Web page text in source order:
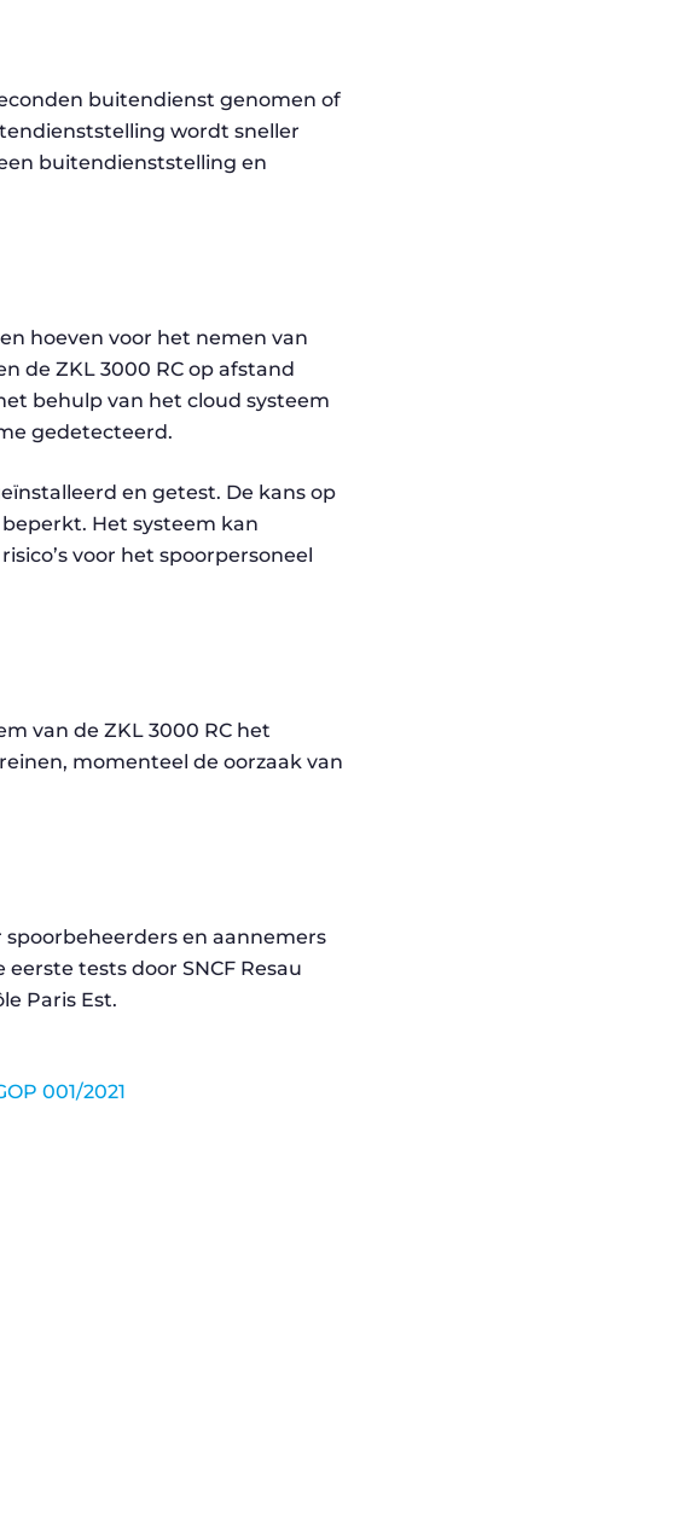
buitendienst genomen of
wordt sneller
buitendienststelling en
hoeven voor het nemen van
de ZKL 3000 RC op afstand
behulp van het cloud systeem
gedetecteerd.
en getest. De kans op
Het systeem kan
voor het spoorpersoneel
van de ZKL 3000 RC het
momenteel de oorzaak van
en aannemers
tests door SNCF Resau
Paris Est.
001/2021